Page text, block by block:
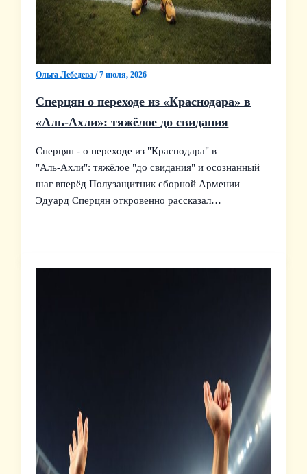
Ольга Лебедева/7 июля, 2026
Сперцян о переходе из «Краснодара» в
«Аль‑Ахли»: тяжёлое до свидания
Сперцян - о переходе из "Краснодара" в
"Аль‑Ахли": тяжёлое "до свидания" и осознанный
шаг вперёд Полузащитник сборной Армении
Эдуард Сперцян откровенно рассказал…